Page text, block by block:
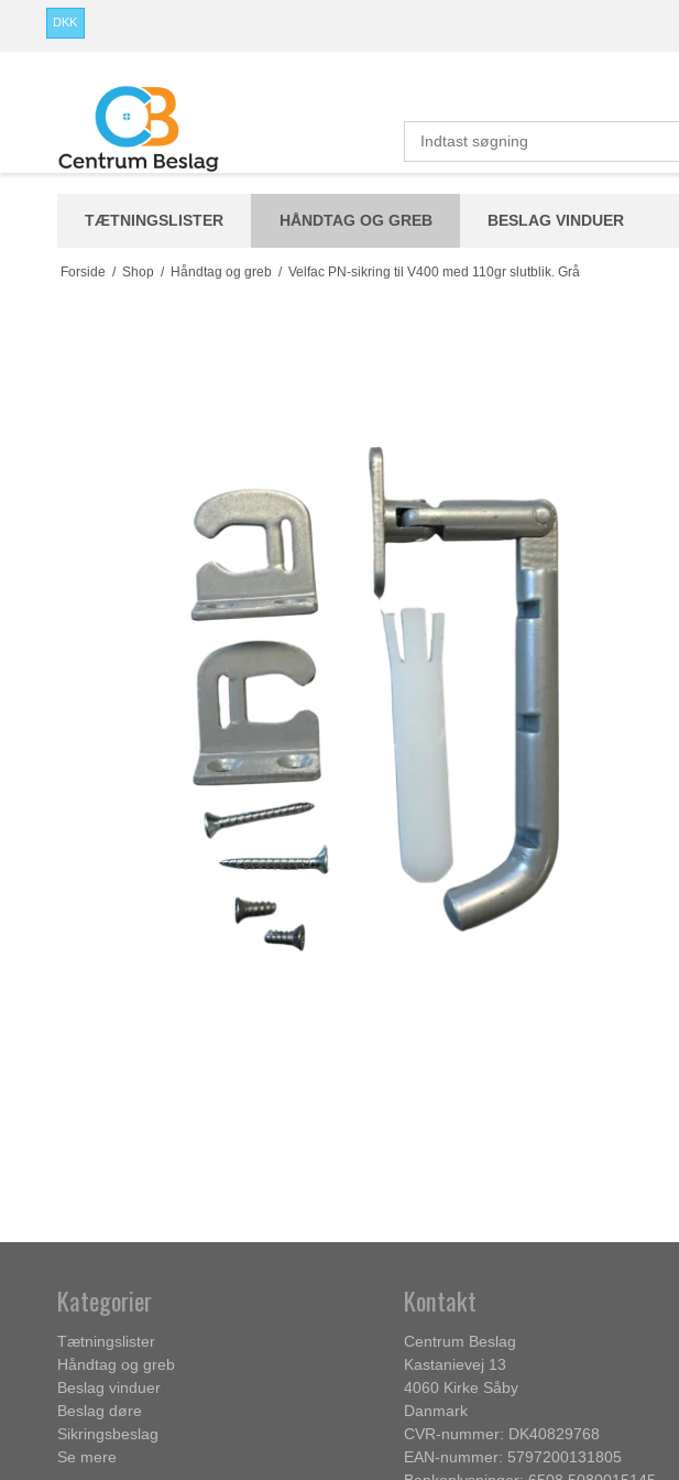
DKK
TÆTNINGSLISTER HÅNDTAG OG GREB BESLAG VINDUER
Forside / Shop / Håndtag og greb / Velfac PN-sikring til V400 med 110gr slutblik. Grå
Kategorier
Tætningslister
Håndtag og greb
Beslag vinduer
Beslag døre
Sikringsbeslag
Se mere
Kontakt
Centrum Beslag
Kastanievej 13
4060 Kirke Såby
Danmark
CVR-nummer: DK40829768
EAN-nummer: 5797200131805